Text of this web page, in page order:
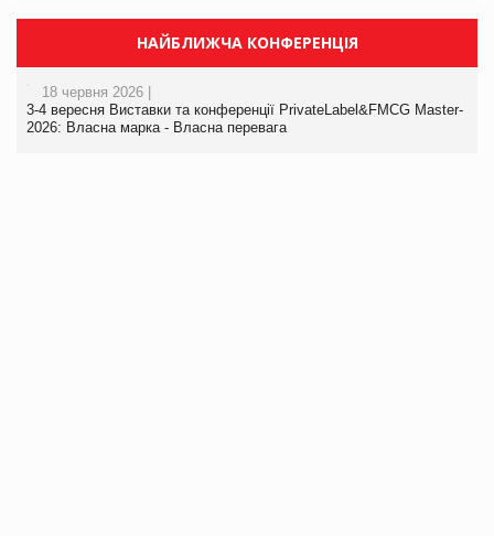
НАЙБЛИЖЧА КОНФЕРЕНЦІЯ
18 червня 2026 |
3-4 вересня Виставки та конференції PrivateLabel&FMCG Master-
2026: Власна марка - Власна перевага